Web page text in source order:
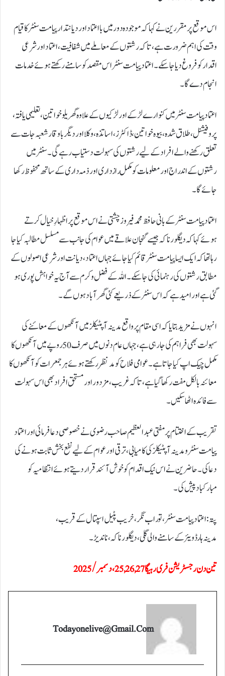
اس موقع پر مقررین نے کہا کہ موجودہ دور میں بااعتماد اور دیانتدار پیامت سنٹر کا قیام
وقت کی اہم ضرورت ہے، تاکہ رشتوں کے معاملے میں شفافیت، اعتماد اور شرعی
اقدار کو فروغ دیا جا سکے۔ اعتماد پیامت سنٹر اس مقصد کو سامنے رکھتے ہوئے خدمات
انجام دے گا۔
اعتماد پیامت سنٹر میں کنوارے لڑکے اور لڑکیوں کے علاوہ گھریلو خواتین، تعلیمی یافتہ،
پروفیشنل، طلاق شدہ، بیوہ خواتین، ڈاکٹرز، اساتذہ، وکلا اور دیگر باوقار شعبہ جات سے
تعلق رکھنے والے افراد کے لیے رشتوں کی سہولت دستیاب رہے گی۔ سنٹر میں
رشتوں کے اندراج اور معلومات کو مکمل رازداری اور ذمہ داری کے ساتھ محفوظ رکھا
جائے گا۔
اعتماد پیامت سنٹر کے بانی حافظ محمد فیروز چشتی نے اس موقع پر اظہارِ خیال کرتے
ہوئے کہا کہ د یگلور ناکہ جیسے گنجان علاقے میں عوام کی جانب سے مسلسل مطالبہ کیا جا
رہا تھا کہ ایک ایسا پیامت سنٹر قائم کیا جائے جہاں اعتماد، دیانت اور شرعی اصولوں کے
مطابق رشتوں کی رہنمائی کی جا سکے۔ اللہ کے فضل و کرم سے آج یہ خواہش پوری ہو
گئی ہے اور امید ہے کہ اس سنٹر کے ذریعے کئی گھر آباد ہوں گے۔
انہوں نے مزید بتایا کہ اسی مقام پر واقع مدینہ آپٹیکلز میں آنکھوں کے معائنے کی
سہولت بھی فراہم کی جا رہی ہے، جہاں عام دنوں میں صرف 50 روپے میں آنکھوں کا
مکمل چیک اپ کیا جاتا ہے۔ عوامی فلاح کو مدنظر رکھتے ہوئے ہر جمعرات کو آنکھوں کا
معائنہ بالکل مفت رکھا گیا ہے، تاکہ غریب، مزدور اور مستحق افراد بھی اس سہولت
سے فائدہ اٹھا سکیں۔
تقریب کے اختتام پر مفتی عبدالعظیم صاحب رضوی نے خصوصی دعا فرمائی اور اعتماد
پیامت سنٹر و مدینہ آپٹیکلز کی کامیابی، ترقی اور عوام کے لیے نفع بخش ثابت ہونے کی
دعا کی۔ حاضرین نے اس نیک اقدام کو خوش آئند قرار دیتے ہوئے انتظامیہ کو
مبارکباد پیش کی۔
پتہ: اعتماد پیامت سنٹر، توراب نگر، خریب پٹیل اسپتال کے قریب،
مدینہ ہارڈویئر کے سامنے والی گلی، د یگلور ناکہ، ناندیڑ۔
تین دن رجسٹریشن فری رہیگا 25,26,27، دسمبر /2025
Todayonelive@gmail.com